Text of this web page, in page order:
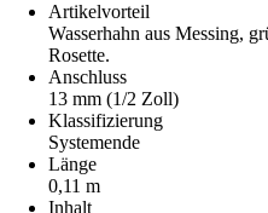
Artikelvorteil
Wasserhahn aus Messing,
Rosette.
Anschluss
13 mm (1/2 Zoll)
Klassifizierung
Systemende
Länge
0,11 m
Inhalt